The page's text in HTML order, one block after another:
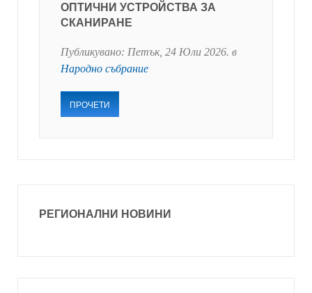
ОПТИЧНИ УСТРОЙСТВА ЗА
СКАНИРАНЕ
Публикувано: Петък, 24 Юли 2026. в
Народно събрание
ПРОЧЕТИ
РЕГИОНАЛНИ НОВИНИ